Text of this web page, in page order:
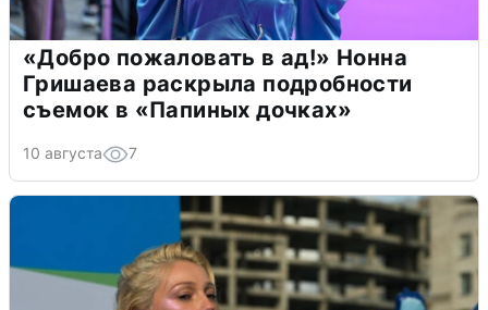
«Добро пожаловать в ад!» Нонна
Гришаева раскрыла подробности
съемок в «Папиных дочках»
10 августа 7